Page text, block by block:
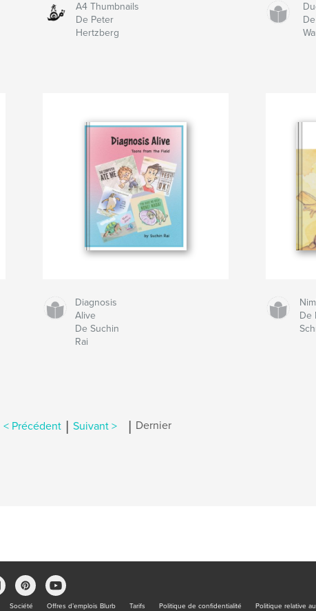
A4 Thumbnails
De Peter
Hertzberg
Diagnosis
Alive
De Suchin
Rai
De
< Précédent Suivant > Dernier
Société Offres d’emplois Blurb Tarifs Politique de confidentialité Politique relative